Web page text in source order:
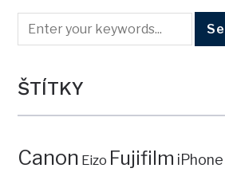
ŠTÍTKY
Canon Eizo Fujifilm iPhone